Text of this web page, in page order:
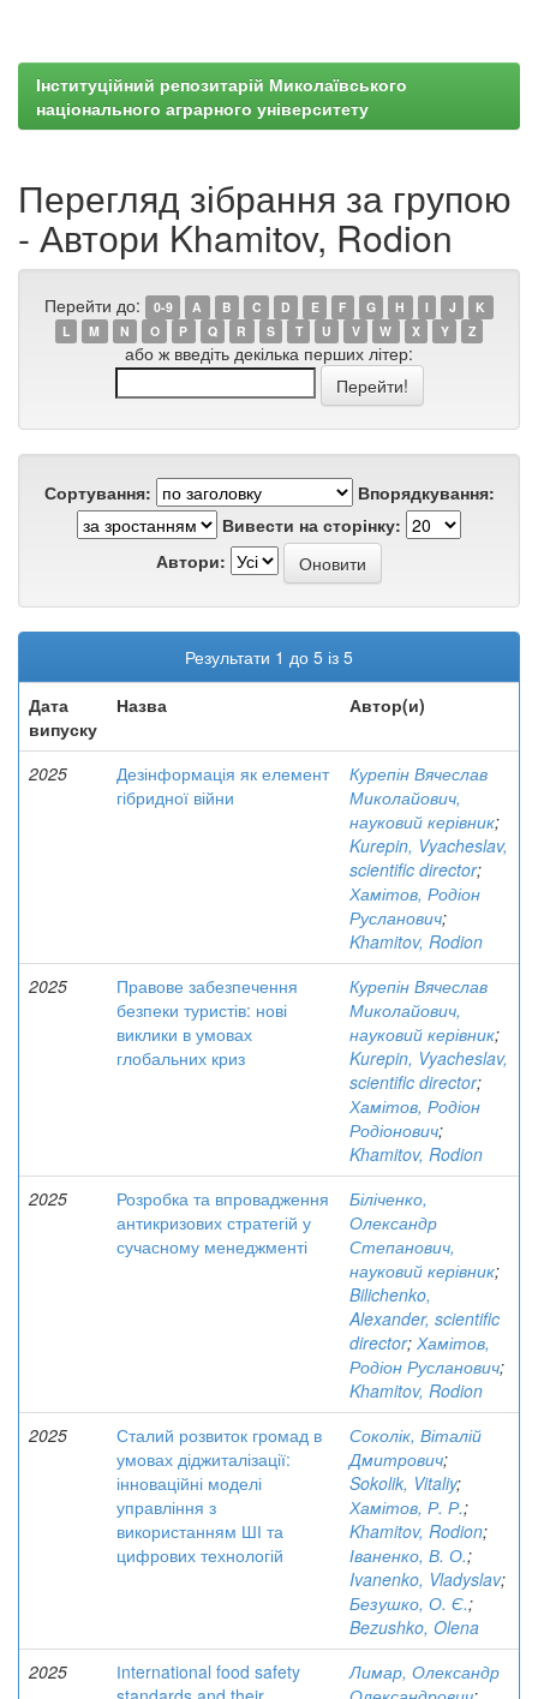
Інституційний репозитарій Миколаївського
національного аграрного університету
Перегляд зібрання за групою
- Автори Khamitov, Rodion
Перейти до: 0-9 A B C D E F G H I J
K
L
M N O P Q R S T U V W X Y Z
або ж введіть декілька перших літер:
Сортування:
Впорядкування:
Вивести на сторінку:
Автори:
Результати 1 до 5 із 5
Дата
випуску
Назва Автор(и)
2025
Дезінформація як елемент
гібридної війни
Курепін Вячеслав
Миколайович,
науковий керівник;
Kurepin, Vyacheslav,
scientific director;
Хамітов, Родіон
Русланович;
Khamitov, Rodion
2025
Правове забезпечення
безпеки туристів: нові
виклики в умовах
глобальних криз
Курепін Вячеслав
Миколайович,
науковий керівник;
Kurepin, Vyacheslav,
scientific director;
Хамітов, Родіон
Родіонович;
Khamitov, Rodion
2025
Розробка та впровадження
антикризових стратегій у
сучасному менеджменті
Біліченко,
Олександр
Степанович,
науковий керівник;
Bilichenko,
Alexander, scientific
director; Хамітов,
Родіон Русланович;
Khamitov, Rodion
2025
Сталий розвиток громад в
умовах діджиталізації:
інноваційні моделі
управління з
використанням ШІ та
цифрових технологій
Соколік, Віталій
Дмитрович;
Sokolik, Vitaliy;
Хамітов, Р. Р.;
Khamitov, Rodion;
Іваненко, В. О.;
Ivanenko, Vladyslav;
Безушко, О. Є.;
Bezushko, Olena
2025
Іnternational food safety
Лимар, Олександр